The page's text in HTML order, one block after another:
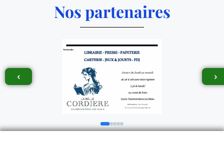
Nos partenaires
‹ ›